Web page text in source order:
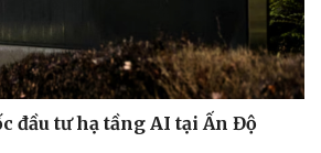
đầu tư hạ tầng AI tại Ấn Độ